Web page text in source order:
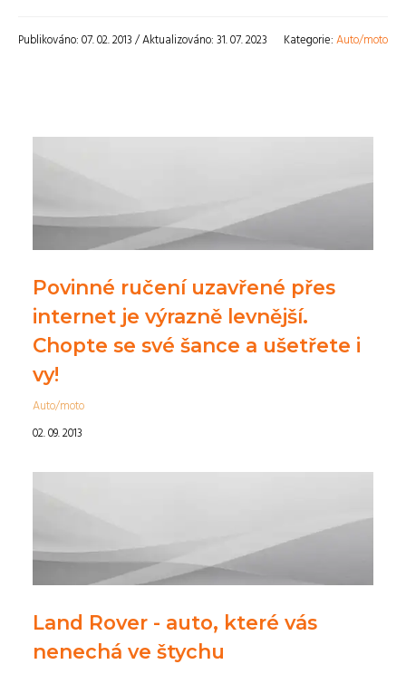
Publikováno: 07. 02. 2013 / Aktualizováno: 31. 07. 2023 Kategorie:Auto/moto
Povinné ručení uzavřené přes
internet je výrazně levnější.
Chopte se své šance a ušetřete i
vy!
Auto/moto
02. 09. 2013
Land Rover - auto, které vás
nenechá ve štychu